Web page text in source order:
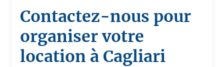
Contactez-nous pour
organiser votre
location à Cagliari